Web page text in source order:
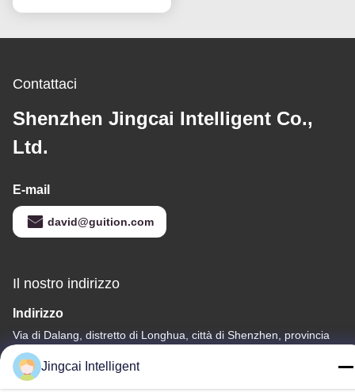
Contattaci
Shenzhen Jingcai Intelligent Co.,
Ltd.
E-mail
david@guition.com
Il nostro indirizzo
Indirizzo
Via di Dalang, distretto di Longhua, città di Shenzhen, provincia
del Guangdong
Telefono
Jingcai Intelligent